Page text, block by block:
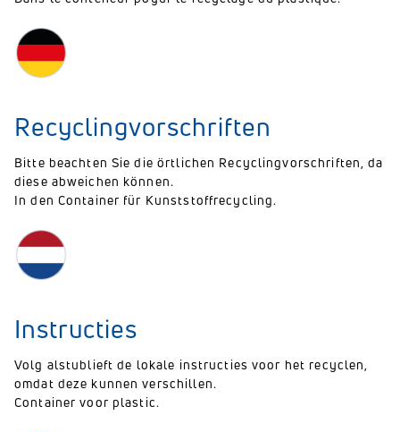
Recyclingvorschriften
Bitte beachten Sie die örtlichen Recyclingvorschriften, da
diese abweichen können.
In den Container für Kunststoffrecycling.
Instructies
Volg alstublieft de lokale instructies voor het recyclen,
omdat deze kunnen verschillen.
Container voor plastic.